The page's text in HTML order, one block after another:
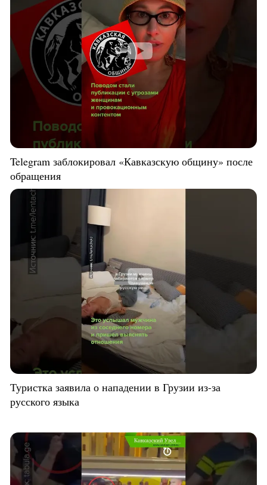
Telegram заблокировал «Кавказскую общину» после
обращения
Туристка заявила о нападении в Грузии из-за
русского языка